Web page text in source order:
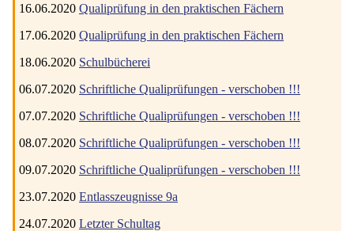
16.06.2020 Qualiprüfung in den praktischen Fächern
17.06.2020 Qualiprüfung in den praktischen Fächern
18.06.2020 Schulbücherei
06.07.2020 Schriftliche Qualiprüfungen - verschoben !!!
07.07.2020 Schriftliche Qualiprüfungen - verschoben !!!
08.07.2020 Schriftliche Qualiprüfungen - verschoben !!!
09.07.2020 Schriftliche Qualiprüfungen - verschoben !!!
23.07.2020 Entlasszeugnisse 9a
24.07.2020 Letzter Schultag